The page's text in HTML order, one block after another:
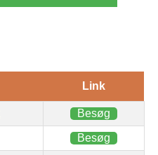
Link
Besøg
Besøg